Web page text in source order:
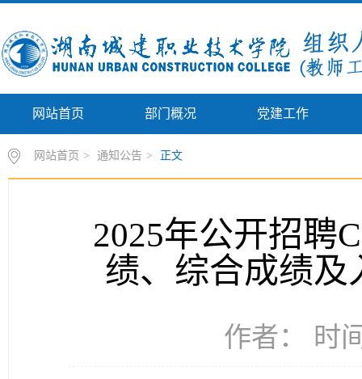
网站首页 部门概况 党建工作
网站首页 > 通知公告 > 正文
2025年公开招聘
绩、综合成绩及
作者： 时